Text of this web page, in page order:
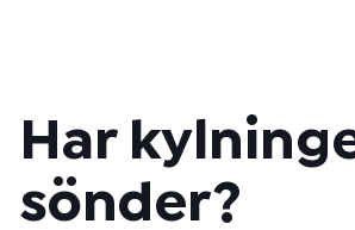
Har
sönder?